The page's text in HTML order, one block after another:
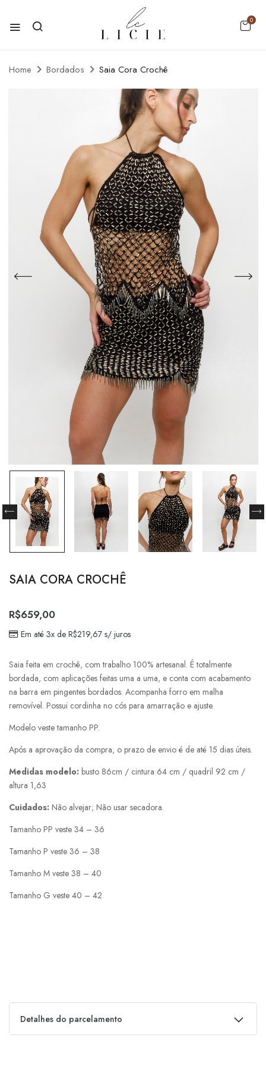
0
Home Bordados Saia Cora Crochê
SAIA CORA CROCHÊ
R$659,00
Em até 3x de R$219,67s/ juros
Saia feita em crochê, com trabalho 100% artesanal. É totalmente
bordada, com aplicações feitas uma a uma, e conta com acabamento
na barra em pingentes bordados. Acompanha forro em malha
removível. Possui cordinha no cós para amarração e ajuste.
Modelo veste tamanho PP.
Após a aprovação da compra, o prazo de envio é de até 15 dias úteis.
Medidas modelo: busto 86cm / cintura 64 cm / quadril 92 cm /
altura 1,63
Cuidados: Não alvejar; Não usar secadora.
Tamanho PP veste 34 – 36
Tamanho P veste 36 – 38
Tamanho M veste 38 – 40
Tamanho G veste 40 – 42
Detalhes do parcelamento